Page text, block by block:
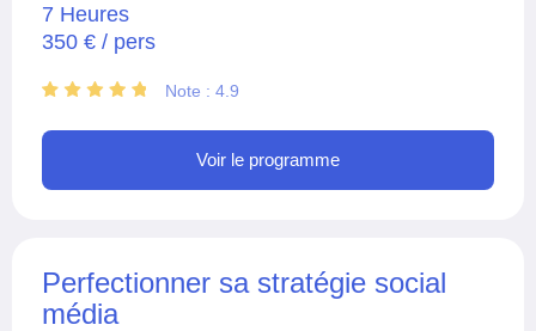
7 Heures
350 € / pers
Note : 4.9
Voir le programme
Perfectionner sa stratégie social
média